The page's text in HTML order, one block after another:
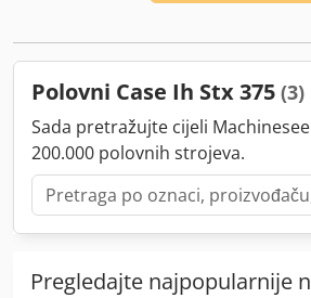
Polovni Case Ih Stx 375 (3)
Sada pretražujte cijeli
200.000 polovnih strojeva.
Pregledajte najpopularnije